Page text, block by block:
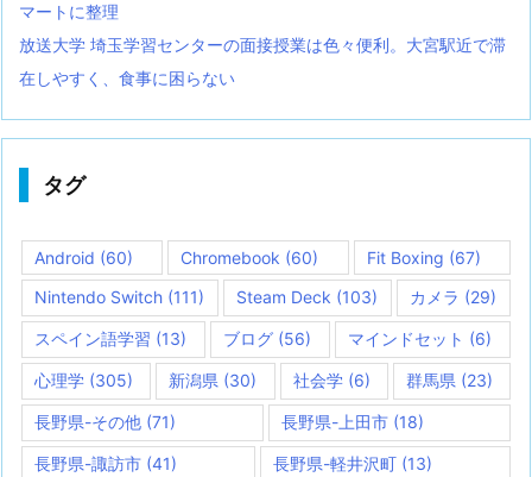
マートに整理
放送大学 埼玉学習センターの面接授業は色々便利。大宮駅近で滞
在しやすく、食事に困らない
タグ
Android (60) Chromebook (60) Fit Boxing (67)
Nintendo Switch (111) Steam Deck (103) カメラ (29)
スペイン語学習 (13) ブログ (56) マインドセット (6)
心理学 (305) 新潟県 (30) 社会学(6) 群馬県 (23)
長野県-その他 (71) 長野県-上田市(18)
長野県-諏訪市 (41) 長野県-軽井沢町 (13)